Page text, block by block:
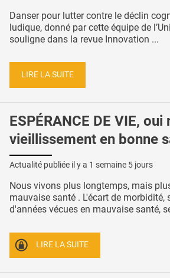
Danser pour lutter contre le déclin
ludique, donné par cette équipe de
souligne dans la revue Innovation ...
LIRE LA SUITE
ESPÉRANCE DE VIE, oui
vieillissement en bonne
Actualité publiée il y a 1 semaine 5 jours
Nous vivons plus longtemps, mais
mauvaise santé . L'écart de morbidité,
d'années vécues en mauvaise santé,
LIRE LA SUITE